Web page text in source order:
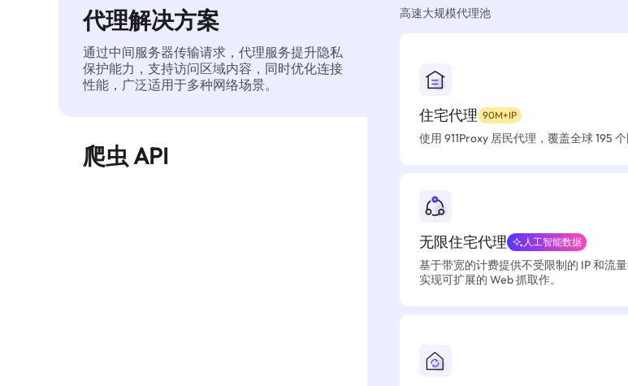
代理解决方案
通过中间服务器传输请求，代理服务提升隐私
保护能力，支持访问区域内容，同时优化连接
性能，广泛适用于多种网络场景。
爬虫 API
高速大规模代理池
住宅代理 90M+IP
使用 911Proxy 居民代理，覆盖全球 195
无限住宅代理 人工智能数据
基于带宽的计费提供不受限制的 IP 和流
实现可扩展的 Web 抓取作。